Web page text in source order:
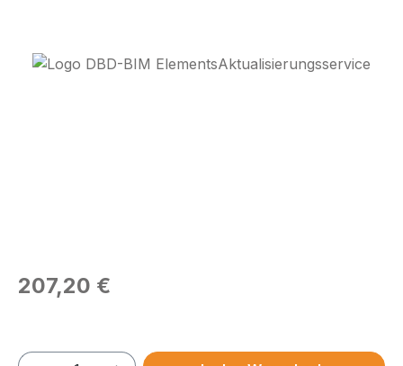
Bildergalerie überspringen
Regulärer Preis:
207,20 €